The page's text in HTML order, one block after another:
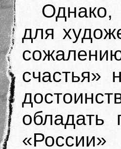
Однако,
для
счастья»
обладать